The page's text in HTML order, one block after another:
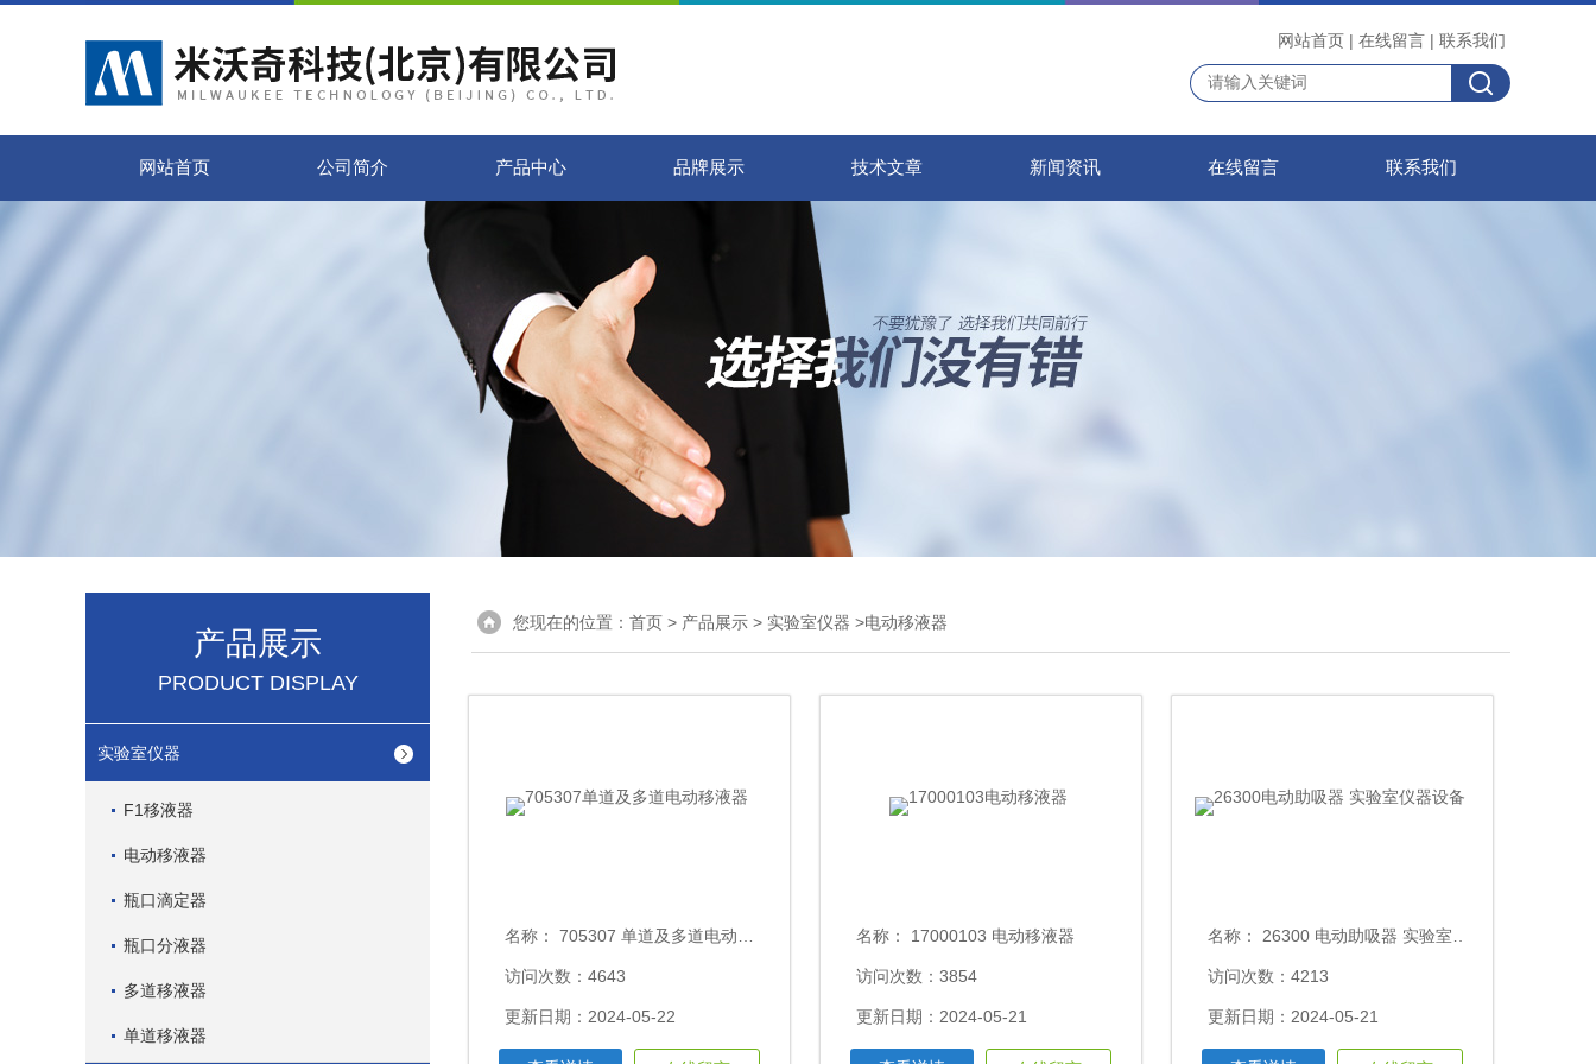
网站首页 | 在线留言 | 联系我们
网站首页 公司简介 产品中心 品牌展示 技术文章 新闻资讯 在线留言 联系我们
产品展示
PRODUCT DISPLAY
实验室仪器
F1移液器
电动移液器
瓶口滴定器
瓶口分液器
多道移液器
单道移液器
您现在的位置： 首页 > 产品展示 > 实验室仪器 >电动移液器
名称： 705307 单道及多道电动移液器
访问次数：4643
更新日期：2024-05-22
名称： 17000103 电动移液器
访问次数：3854
更新日期：2024-05-21
名称： 26300 电动助吸器 实验室仪器设备
访问次数：4213
更新日期：2024-05-21